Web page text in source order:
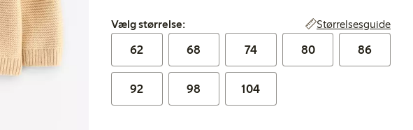
Vælg størrelse:
Vælg størrelse: Størrelsesguide
62 68 74 80 86
92 98 104